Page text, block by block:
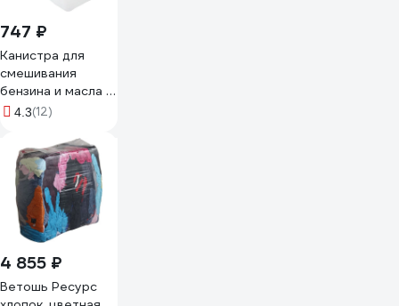
747 ₽
Канистра для
смешивания
бензина и масла 1
л Pobedit 8071010
4.3(12)
4 855 ₽
Ветошь Ресурс